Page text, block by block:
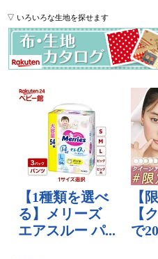
▽ いろいろな生地を探せます